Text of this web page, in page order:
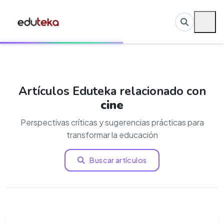
Artículos Eduteka relacionado con
cine
Perspectivas críticas y sugerencias prácticas para
transformar la educación
Buscar artículos